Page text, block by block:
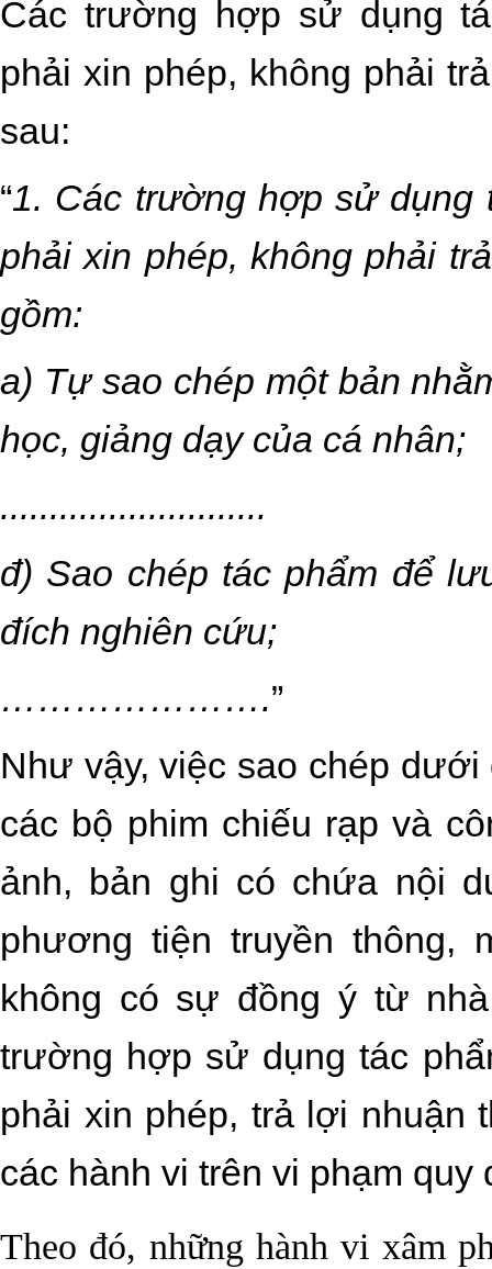
Các trường hợp sử dụng
phải xin phép, không phải
sau:
“1. Các trường hợp sử dụng
phải xin phép, không phải
gồm:
a) Tự sao chép một bản
học, giảng dạy của cá nhân;
...........................
đ) Sao chép tác phẩm để
đích nghiên cứu;
………………….”
Như vậy, việc sao chép
các bộ phim chiếu rạp và
ảnh, bản ghi có chứa nội
phương tiện truyền thông,
không có sự đồng ý từ
trường hợp sử dụng tác
phải xin phép, trả lợi nhuận
các hành vi trên vi phạm
Theo đó, những hành vi xâm